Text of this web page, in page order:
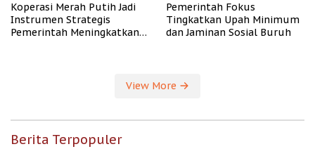
Koperasi Merah Putih Jadi
Instrumen Strategis
Pemerintah Meningkatkan
Pemerintah Fokus
Tingkatkan Upah Minimum
dan Jaminan Sosial Buruh
View More
Berita Terpopuler